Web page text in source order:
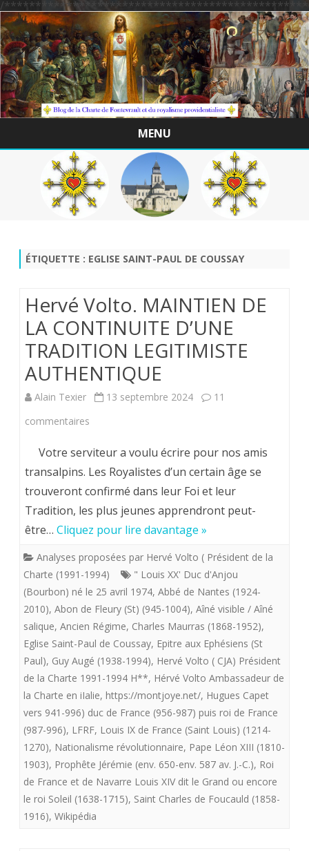
/
MENU
Skip
to
content
ÉTIQUETTE : EGLISE SAINT-PAUL DE COUSSAY
Hervé Volto. MAINTIEN DE
LA CONTINUITE D’UNE
TRADITION LEGITIMISTE
AUTHENTIQUE
Alain Texier 13 septembre 2024
11
commentaires
Volto.
MAINTIEN
DE
CONTINUITE
D’UNE
TRADITION
LEGITIMISTE
AUTHENTIQUE
Votre serviteur a voulu écrire pour nos amis
transalpins. Les Royalistes d’un certain âge se
trouveront confirmé dans leur Foi et leur
Tradition, les plus jeunes apprendront peut-
être… Cliquez pour lire davantage »
Analyses proposées par Hervé Volto ( Président de la
Charte (1991-1994)
" Louis XX' Duc d'Anjou
(Bourbon) né le 25 avril 1974, Abbé de Nantes (1924-
2010), Abon de Fleury (St) (945-1004), Aîné visible / Aîné
salique, Ancien Régime, Charles Maurras (1868-1952),
Eglise Saint-Paul de Coussay, Epitre aux Ephésiens (St
Paul), Guy Augé (1938-1994), Hervé Volto ( CJA) Président
de la Charte 1991-1994 H**, Hérvé Volto Ambassadeur de
la Charte en iIalie, https://montjoye.net/, Hugues Capet
vers 941-996) duc de France (956-987) puis roi de France
(987-996), LFRF, Louis IX de France (Saint Louis) (1214-
1270), Nationalisme révolutionnaire, Pape Léon XIII (1810-
1903), Prophête Jérémie (env. 650-env. 587 av. J.-C.), Roi
de France et de Navarre Louis XIV dit le Grand ou encore
le roi Soleil (1638-1715), Saint Charles de Foucauld (1858-
1916), Wikipédia